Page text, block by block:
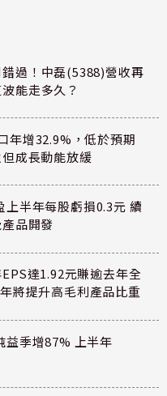
過！中磊(5388)營收再
能走多久？
年增32.9%，低於預期
成長動能放緩
上半年每股虧損0.3元 續
品開發
達1.92元賺逾去年全
將提升高毛利產品比重
益季增87% 上半年